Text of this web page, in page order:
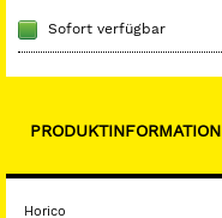
Sofort verfügbar
PRODUKTINFORMATION
Horico